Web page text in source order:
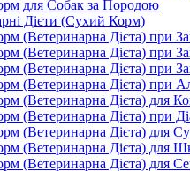
для Собак за Породою
Дієти (Сухий Корм)
(Ветеринарна Дієта) при
(Ветеринарна Дієта) при
(Ветеринарна Дієта) при
(Ветеринарна Дієта) при
(Ветеринарна Дієта) для
(Ветеринарна Дієта) при
(Ветеринарна Дієта) для
(Ветеринарна Дієта) для
(Ветеринарна Дієта) для